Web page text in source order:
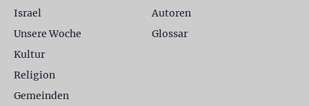
Israel
Unsere Woche
Kultur
Religion
Gemeinden
Autoren
Glossar